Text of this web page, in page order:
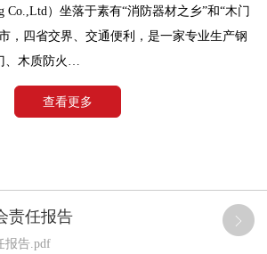
Co.,Ltd）坐落于素有“消防器材之乡”和“木门
，四省交界、交通便利，是一家专业生产钢
、木质防火…
查看更多
责任报告
报告.pdf